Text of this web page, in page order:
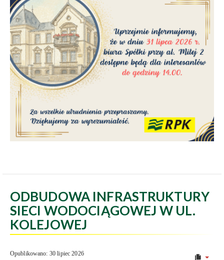
ODBUDOWA INFRASTRUKTURY
SIECI WODOCIĄGOWEJ W UL.
KOLEJOWEJ
Opublikowano: 30 lipiec 2026